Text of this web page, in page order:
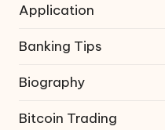
Application
Banking Tips
Biography
Bitcoin Trading